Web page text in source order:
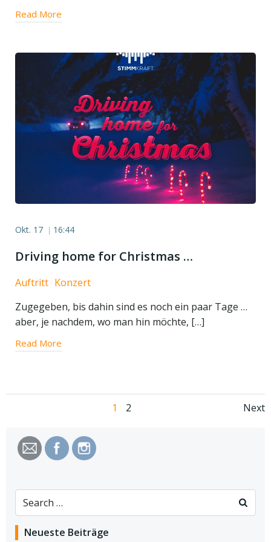
Read More
Okt. 17 | 16:44
Driving home for Christmas …
Auftritt Konzert
Zugegeben, bis dahin sind es noch ein paar Tage …
aber, je nachdem, wo man hin möchte, […]
Read More
navigation
Page
1 Page
2 Next
Search
for:
Neueste Beiträge